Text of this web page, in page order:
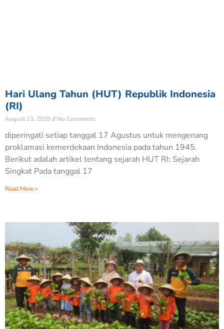
Hari Ulang Tahun (HUT) Republik Indonesia
(RI)
August 13, 2025 No Comments
diperingati setiap tanggal 17 Agustus untuk mengenang
proklamasi kemerdekaan Indonesia pada tahun 1945.
Berikut adalah artikel tentang sejarah HUT RI: Sejarah
Singkat Pada tanggal 17
Read More »